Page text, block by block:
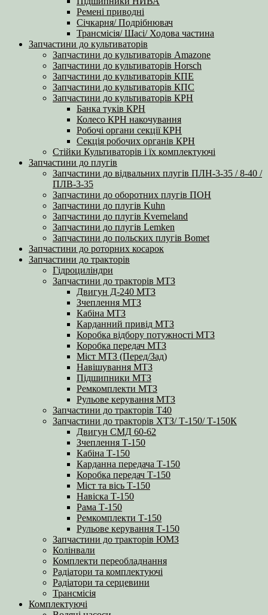
Ремені приводні
Січкарня/ Подрібнювач
Трансмісія/ Шасі/ Ходова частина
Запчастини до культиваторів
Запчастини до культиваторів Amazone
Запчастини до культиваторів Horsch
Запчастини до культиваторів КПЕ
Запчастини до культиваторів КПС
Запчастини до культиваторів КРН
Банка туків КРН
Колесо КРН накочування
Робочі органи секції КРН
Секція робочих органів КРН
Стійки Культиваторів і їх комплектуючі
Запчастини до плугів
Запчастини до відвальних плугів ПЛН-3-35 / 8-40 /
ПЛВ-3-35
Запчастини до оборотних плугів ПОН
Запчастини до плугів Kuhn
Запчастини до плугів Kverneland
Запчастини до плугів Lemken
Запчастини до польских плугів Bomet
Запчастини до роторних косарок
Запчастини до тракторів
Гідроциліндри
Запчастини до тракторів МТЗ
Двигун Д-240 МТЗ
Зчеплення МТЗ
Кабіна МТЗ
Карданний привід МТЗ
Коробка відбору потужності МТЗ
Коробка передач МТЗ
Міст МТЗ (Перед/Зад)
Навішування МТЗ
Підшипники МТЗ
Ремкомплекти МТЗ
Рульове керування МТЗ
Запчастини до тракторів Т40
Запчастини до тракторів ХТЗ/ Т-150/ Т-150К
Двигун СМД 60-62
Зчеплення Т-150
Кабіна Т-150
Карданна передача Т-150
Коробка передач Т-150
Міст та вісь Т-150
Навіска Т-150
Рама Т-150
Ремкомплекти Т-150
Рульове керування Т-150
Запчастини до тракторів ЮМЗ
Колінвали
Комплекти переобладнання
Радіатори та комплектуючі
Радіатори та серцевини
Трансмісія
Комплектуючі